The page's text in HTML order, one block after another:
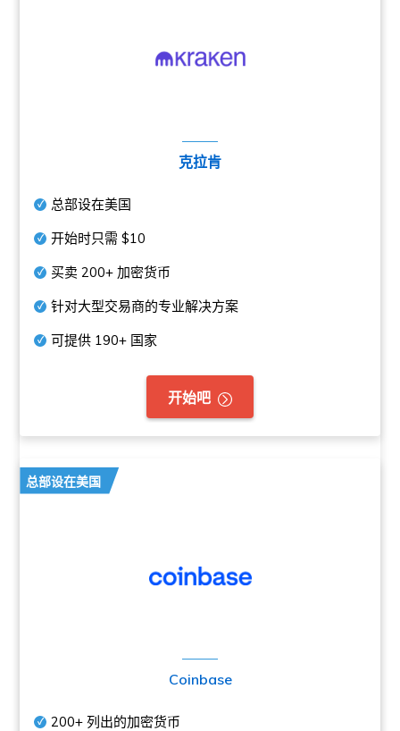
克拉肯
总部设在美国
开始时只需$10
买卖200+ 加密货币
针对大型交易商的专业解决方案
可提供 190+ 国家
开始吧
总部设在美国
Coinbase
200+ 列出的加密货币